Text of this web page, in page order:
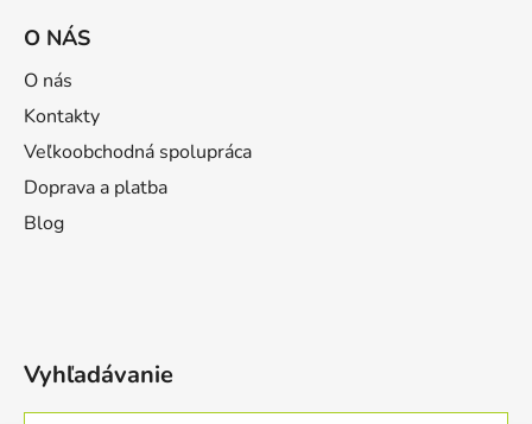
O NÁS
O nás
Kontakty
Veľkoobchodná spolupráca
Doprava a platba
Blog
Vyhľadávanie